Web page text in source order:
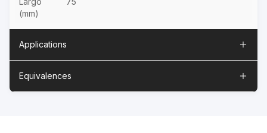
(mm)
Applications
Equivalences